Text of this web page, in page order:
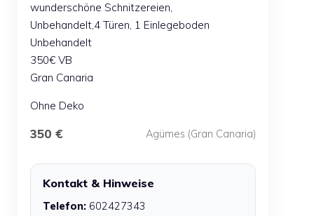
wunderschöne Schnitzereien,
Unbehandelt,4 Türen, 1 Einlegeboden
Unbehandelt
350€ VB
Gran Canaria
Ohne Deko
350 € Agümes (Gran Canaria)
Kontakt & Hinweise
Telefon: 602427343